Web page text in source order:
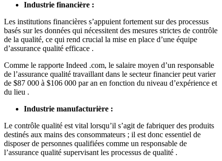
Industrie financière :
Les institutions financières s’appuient fortement sur des processus
basés sur les données qui nécessitent des mesures strictes de contrôle
de la qualité, ce qui rend crucial la mise en place d’une équipe
d’assurance qualité efficace .
Comme le rapporte Indeed .com, le salaire moyen d’un responsable
de l’assurance qualité travaillant dans le secteur financier peut varier
de $87 000 à $106 000 par an en fonction du niveau d’expérience et
du lieu .
Industrie manufacturière :
Le contrôle qualité est vital lorsqu’il s’agit de fabriquer des produits
destinés aux mains des consommateurs ; il est donc essentiel de
disposer de personnes qualifiées comme un responsable de
l’assurance qualité supervisant les processus de qualité .